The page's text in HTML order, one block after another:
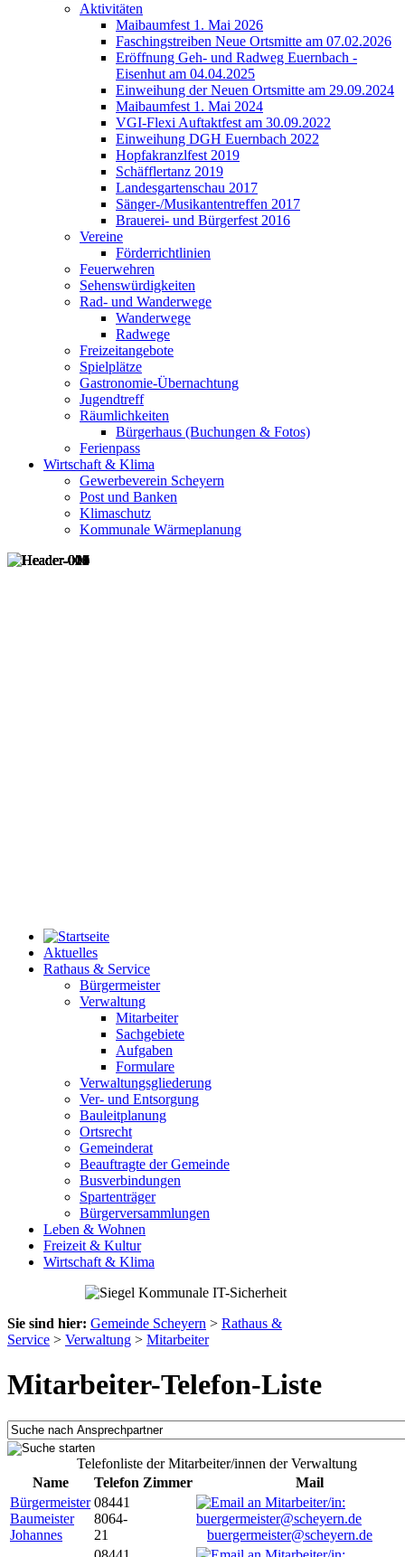
Aktivitäten
Maibaumfest 1. Mai 2026
Faschingstreiben Neue Ortsmitte am 07.02.2026
Eröffnung Geh- und Radweg Euernbach -
Eisenhut am 04.04.2025
Einweihung der Neuen Ortsmitte am 29.09.2024
Maibaumfest 1. Mai 2024
VGI-Flexi Auftaktfest am 30.09.2022
Einweihung DGH Euernbach 2022
Hopfakranzlfest 2019
Schäfflertanz 2019
Landesgartenschau 2017
Sänger-/Musikantentreffen 2017
Brauerei- und Bürgerfest 2016
Vereine
Förderrichtlinien
Feuerwehren
Sehenswürdigkeiten
Rad- und Wanderwege
Wanderwege
Radwege
Freizeitangebote
Spielplätze
Gastronomie-Übernachtung
Jugendtreff
Räumlichkeiten
Bürgerhaus (Buchungen & Fotos)
Ferienpass
Wirtschaft & Klima
Gewerbeverein Scheyern
Post und Banken
Klimaschutz
Kommunale Wärmeplanung
Aktuelles
Rathaus & Service
Bürgermeister
Verwaltung
Mitarbeiter
Sachgebiete
Aufgaben
Formulare
Verwaltungsgliederung
Ver- und Entsorgung
Bauleitplanung
Ortsrecht
Gemeinderat
Beauftragte der Gemeinde
Busverbindungen
Spartenträger
Bürgerversammlungen
Leben & Wohnen
Freizeit & Kultur
Wirtschaft & Klima
Sie sind hier: Gemeinde Scheyern > Rathaus &
Service > Verwaltung > Mitarbeiter
Mitarbeiter-Telefon-Liste
Telefonliste der Mitarbeiter/innen der Verwaltung
Name
Telefon Zimmer
Mail
Bürgermeister
Baumeister
Johannes
08441
8064-
21
buergermeister@scheyern.de